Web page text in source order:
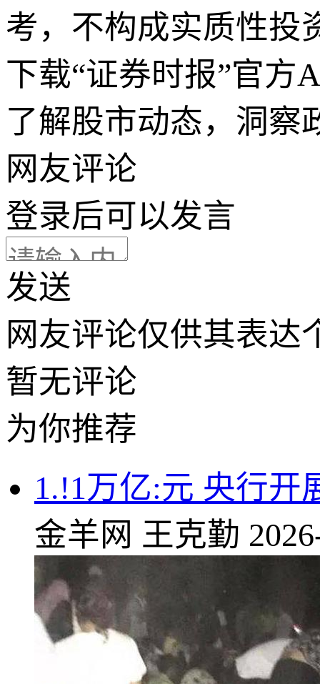
考，不构成实质性投
下载“证券时报”官方
了解股市动态，洞察
网友评论
登录后可以发言
发送
网友评论仅供其表达
暂无评论
为你推荐
1.!1万亿:元 央行开
金羊网 王克勤